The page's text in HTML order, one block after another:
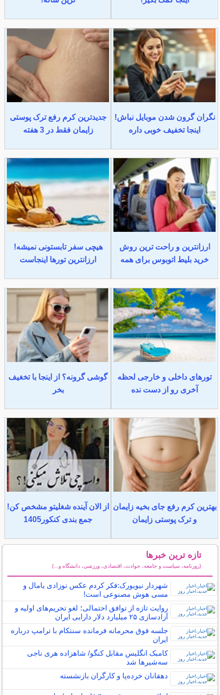
نگران گرون شدن موبایل نباش!
اینجا تخفیف خوبی داره
جدیدترین کرم رفع ترک پوستی
زایمان فقط در 3 هفته
ارزانترین و راحت ترین روش
خرید بلیط اتوبوس برای همه
هیچی سفر تابستونی نمیشه!
ارزانترین تورها اینجاست
تورهای داخلی و خارجی لحظه
آخری رو از دست نده
گوشی گرونه؟ از اینجا با تخغیف
بخر
بهترین کرم رفع جای بخیه زایمان
و ترک پوستی زایمان
از الان آینده شغلیتو مشخص کن!
جمع بندی کنکور1405
تازه ترین خبرها
(روزنامه، سیاست و جامعه، حوادث، اقتصادی، ورزشی، دانشگاه و...)
شهردار نیویورک:فکر کردم عکس نوزادی یامال و
مسی هوش مصنوعی است!
روایت تازه از توافق احتمالی؛ لغو تحریم‌های اولیه و
آزادسازی ۲۵ میلیارد دلار دارایی ایران
جلسه فوق محرمانه فرمانده سنتکام با ترامپ درباره
ایران
کامبک انگلیس مقابل کنگو/ شاهزاده هری ناجی
سه‌شیرها شد
دهقانان خرده‌پا و کارگران بازنشسته